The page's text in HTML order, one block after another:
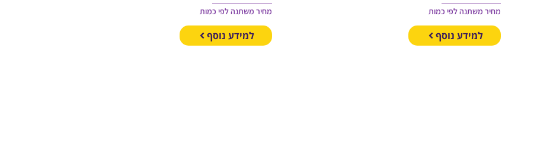
מחיר משתנה לפי כמות
למידע נוסף
מחיר משתנה לפי כמות
למידע נוסף